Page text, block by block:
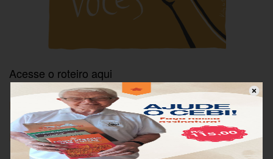
Acesse o roteiro aqui
Domingo-da-Pascoa-celular
Domingo-da-Pascoa-Impresso